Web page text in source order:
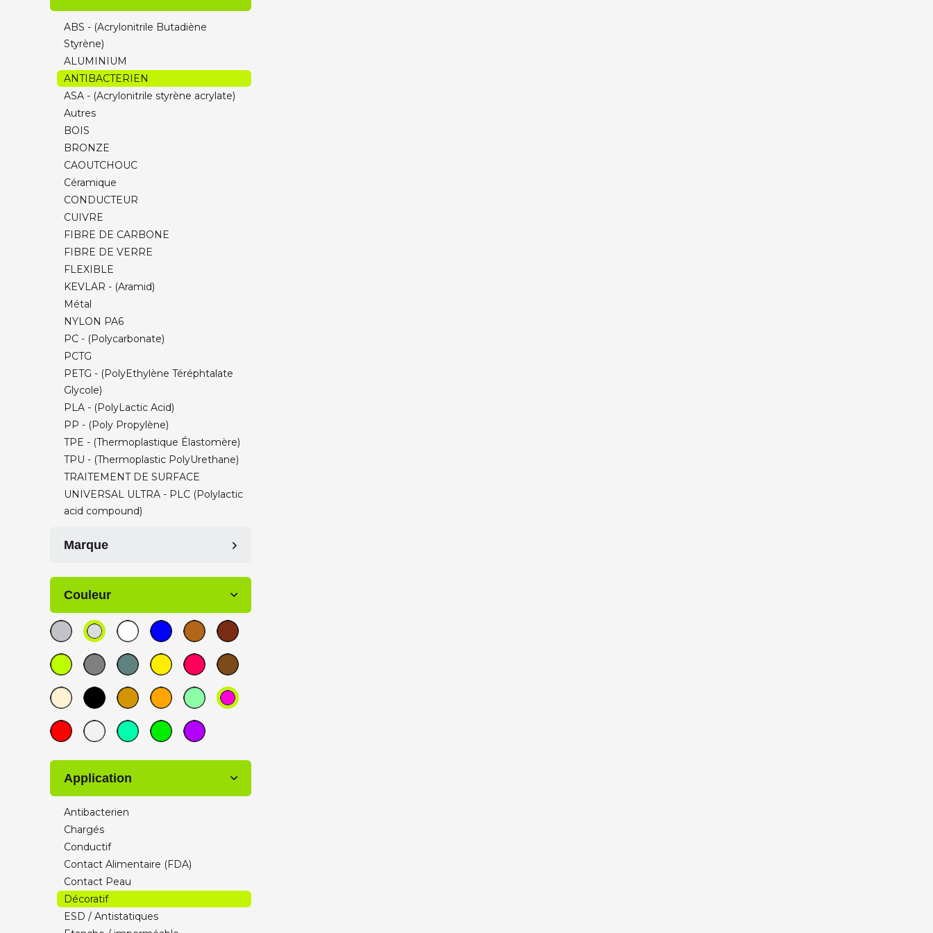
PETG/PCTG ULTRA Volumic
NYLON ULTRA Volumic
ABS ULTRA Volumic
FLEX ULTRA Volumic
CHARGES & Spéciaux ULTRA Volumic
PLA FormFutura
PETG FormFutura (HDGlass)
FLEXIBLE TPU Recreus
ECO-RESPONSABLES
BOIS / PIERRE
CHARGES & Spéciaux
SOLUBLE & FUSIBLE
Ultra-technique
(PEEK/PEKK/ULTEM/PSU)
ASA Smartmaterials
Traitement de surface / Nettoyage
ABS - (Acrylonitrile Butadiène
Styrène)
ALUMINIUM
ANTIBACTERIEN
ASA - (Acrylonitrile styrène acrylate)
Autres
BOIS
BRONZE
CAOUTCHOUC
Céramique
CONDUCTEUR
CUIVRE
FIBRE DE CARBONE
FIBRE DE VERRE
FLEXIBLE
KEVLAR - (Aramid)
Métal
NYLON PA6
PC - (Polycarbonate)
PCTG
PETG - (PolyEthylène Téréphtalate
Glycole)
PLA - (PolyLactic Acid)
PP - (Poly Propylène)
TPE - (Thermoplastique Élastomère)
TPU - (Thermoplastic PolyUrethane)
TRAITEMENT DE SURFACE
UNIVERSAL ULTRA - PLC (Polylactic
acid compound)
Marque
Corextrusion (TAG)
FormFutura
Igus
Optimus
Smart materials 3D
VOLUMIC ULTRA
X Strand
Zetamix by Nanoe
Couleur
Application
Antibacterien
Chargés
Conductif
Contact Alimentaire (FDA)
Contact Peau
Décoratif
ESD / Antistatiques